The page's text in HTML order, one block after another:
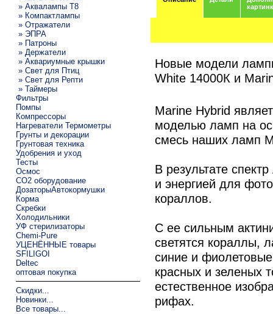
» Аквалампы T8
» Компактлампы
» Отражатели
» ЭПРА
» Патроны
» Держатели
» Аквариумные крышки
» Свет для Птиц
» Свет для Репти
» Таймеры
Фильтры
Помпы
Компрессоры
Нагреватели Термометры
Грунты и декорации
Грунтовая техника
Удобрения и уход
Тесты
Осмос
CO2 оборудование
ДозаторыАвтокормушки
Корма
Скребки
Холодильники
УФ стерилизаторы
Chemi-Pure
УЦЕНЁННЫЕ товары
SFILIGOI
Deltec
оптовая покупка
Скидки...
Новинки...
Все товары...
Новые модели
White 14000К и
Marine Hybrid
моделью ламп на
смесь наших ламп
В результате
и энергией для
кораллов.
С ее сильным
светятся кораллы,
синие и
красных и зеленых
естественное
рифах.